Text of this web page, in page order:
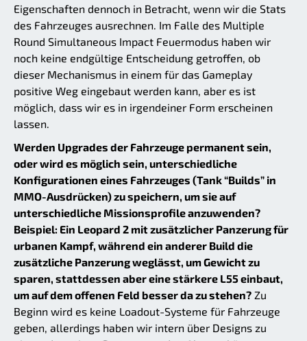
Eigenschaften dennoch in Betracht, wenn wir die Stats
des Fahrzeuges ausrechnen. Im Falle des Multiple
Round Simultaneous Impact Feuermodus haben wir
noch keine endgültige Entscheidung getroffen, ob
dieser Mechanismus in einem für das Gameplay
positive Weg eingebaut werden kann, aber es ist
möglich, dass wir es in irgendeiner Form erscheinen
lassen.
Werden Upgrades der Fahrzeuge permanent sein,
oder wird es möglich sein, unterschiedliche
Konfigurationen eines Fahrzeuges (Tank “Builds” in
MMO-Ausdrücken) zu speichern, um sie auf
unterschiedliche Missionsprofile anzuwenden?
Beispiel: Ein Leopard 2 mit zusätzlicher Panzerung für
urbanen Kampf, während ein anderer Build die
zusätzliche Panzerung weglässt, um Gewicht zu
sparen, stattdessen aber eine stärkere L55 einbaut,
um auf dem offenen Feld besser da zu stehen? Zu
Beginn wird es keine Loadout-Systeme für Fahrzeuge
geben, allerdings haben wir intern über Designs zu